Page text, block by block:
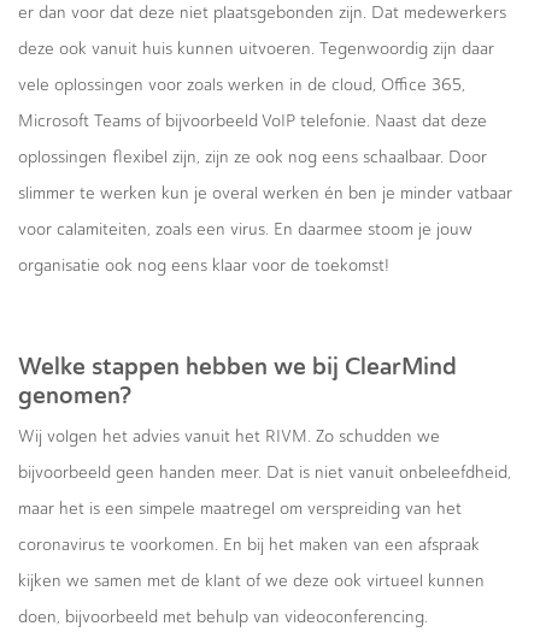
er dan voor dat deze niet plaatsgebonden zijn. Dat medewerkers
deze ook vanuit huis kunnen uitvoeren. Tegenwoordig zijn daar
vele oplossingen voor zoals werken in de cloud, Office 365,
Microsoft Teams of bijvoorbeeld VoIP telefonie. Naast dat deze
oplossingen flexibel zijn, zijn ze ook nog eens schaalbaar. Door
slimmer te werken kun je overal werken én ben je minder vatbaar
voor calamiteiten, zoals een virus. En daarmee stoom je jouw
organisatie ook nog eens klaar voor de toekomst!
Welke stappen hebben we bij ClearMind
genomen?
Wij volgen het advies vanuit het RIVM. Zo schudden we
bijvoorbeeld geen handen meer. Dat is niet vanuit onbeleefdheid,
maar het is een simpele maatregel om verspreiding van het
coronavirus te voorkomen. En bij het maken van een afspraak
kijken we samen met de klant of we deze ook virtueel kunnen
doen, bijvoorbeeld met behulp van videoconferencing.